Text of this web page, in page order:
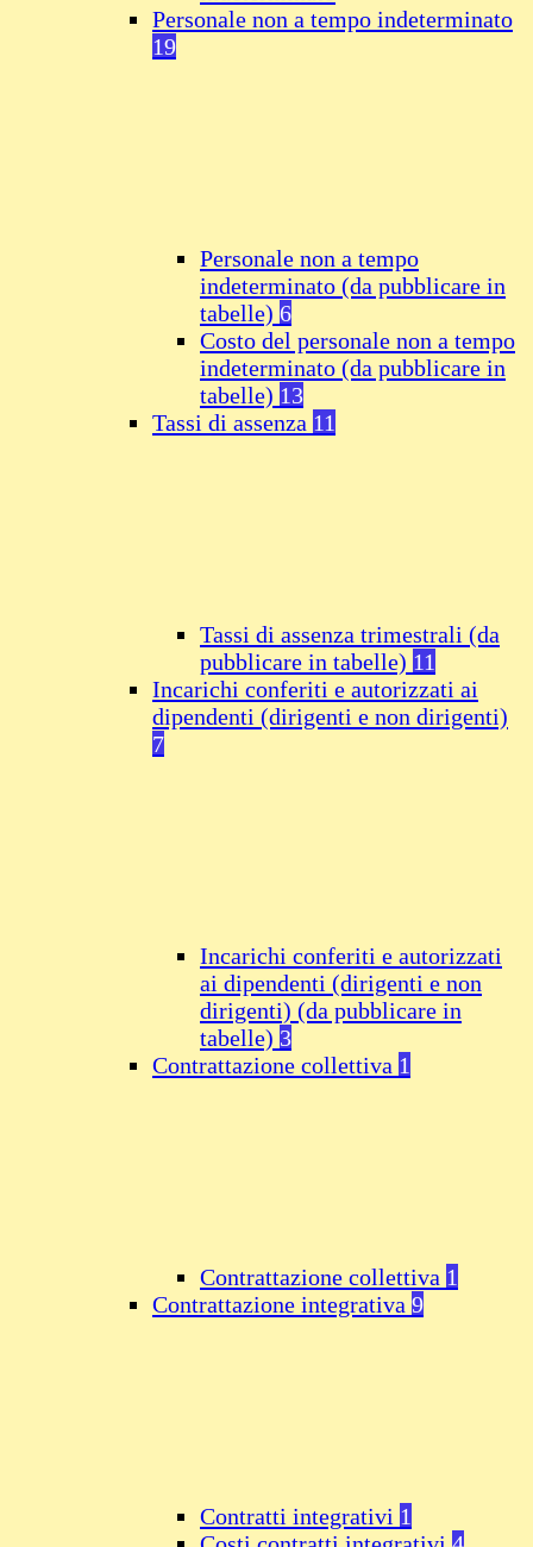
Personale non a tempo indeterminato
19
Personale non a tempo
indeterminato (da pubblicare in
tabelle) 6
Costo del personale non a tempo
indeterminato (da pubblicare in
tabelle) 13
Tassi di assenza 11
Tassi di assenza trimestrali (da
pubblicare in tabelle) 11
Incarichi conferiti e autorizzati ai
dipendenti (dirigenti e non dirigenti)
7
Incarichi conferiti e autorizzati
ai dipendenti (dirigenti e non
dirigenti) (da pubblicare in
tabelle) 3
Contrattazione collettiva 1
Contrattazione collettiva 1
Contrattazione integrativa 9
Contratti integrativi 1